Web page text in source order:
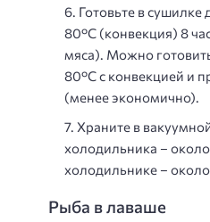
Готовьте в
80°С (конвекция) 8
мяса). Можно
80°С с конвекцией и
(менее экономично).
Храните в
холодильника –
холодильнике – около
Рыба в лаваше